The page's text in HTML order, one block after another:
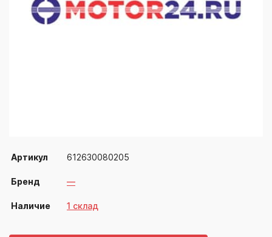
Артикул 612630080205
Бренд —
Наличие 1 склад